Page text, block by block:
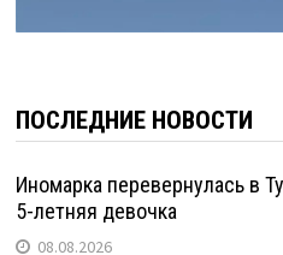
ПОСЛЕДНИЕ НОВОСТИ
Иномарка перевернулась в
5-летняя девочка
08.08.2026